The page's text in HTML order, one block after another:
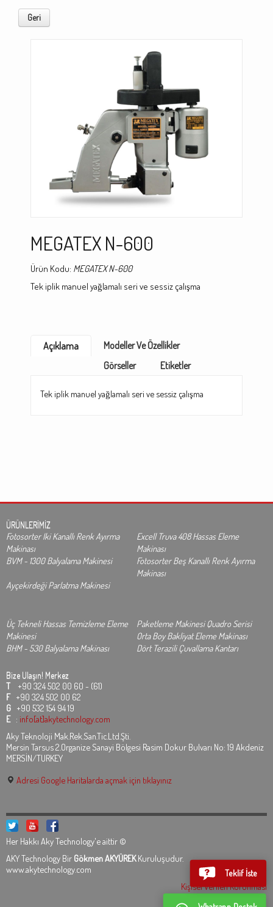
Geri
MEGATEX N-600
Ürün Kodu: MEGATEX N-600
Tek iplik manuel yağlamalı seri ve sessiz çalışma
Açıklama
Modeller Ve Özellikler
Görseller
Etiketler
Tek iplik manuel yağlamalı seri ve sessiz çalışma
ÜRÜNLERİMİZ
Fotosorter Iki Kanallı Renk Ayırma
Makinası
Excell Truva 408 Hassas Eleme
Makinası
BVM - 1300 Balyalama Makinesi
Fotosorter Beş Kanallı Renk Ayırma
Makinası
Ayçekirdeği Parlatma Makinesi
Üç Tekneli Hassas Temizleme Eleme
Makinesi
Paketleme Makinesi Quadro Serisi
Orta Boy Bakliyat Eleme Makinası
BHM - 530 Balyalama Makinası
Dört Terazili Çuvallama Kantarı
Bize Ulaşın! Merkez
T +90 324 502 00 60 - (61)
F +90 324 502 00 62
G +90 532 154 94 19
E : info[at]akytechnology.com
Aky Teknoloji Mak.Rek.San.Tic.Ltd.Şti.
Mersin Tarsus 2.Organize Sanayi Bölgesi Rasim Dokur Bulvarı No: 19 Akdeniz
MERSİN/TURKEY
Adresi Google Haritalarda açmak için tıklayınız
Her Hakkı Aky Technology'e aittir ©
AKY Technology Bir Gökmen AKYÜREKKuruluşudur.
www.akytechnology.com
Kişisel Verilen Korunması
Teklif İste